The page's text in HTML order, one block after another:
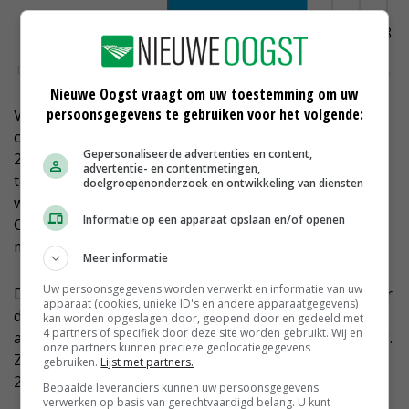
Verder blijkt uit Oekraïense statistieken dat door de
oorlogsactiviteiten de tarweoogst in de periode van
2021 tot en met 2023 is afgenomen van 32,1 miljoen
ton naar 16,7 miljoen ton. Het verlies aan productie
wordt voor een deel toegeschreven aan de regio
Cherson, waar het de afgelopen twee jaar nauwelijks
mogelijk was gewassen te telen of oogsten.
De lagere productiecijfers worden deels bevestigd door
de prognoses van USDA, al zijn de Amerikaanse
analisten minder pessimistisch over de productiedaling.
Zijn gaan voor dit seizoen uit van een tarweoogst van
22,5 miljoen ton voor de Oekraïense graantelers.
Nieuwe Oogst vraagt om uw toestemming om uw
persoonsgegevens te gebruiken voor het volgende:
Gepersonaliseerde advertenties en content,
advertentie- en contentmetingen,
doelgroepenonderzoek en ontwikkeling van diensten
Informatie op een apparaat opslaan en/of openen
Meer informatie
Uw persoonsgegevens worden verwerkt en informatie van uw
apparaat (cookies, unieke ID's en andere apparaatgegevens)
kan worden opgeslagen door, geopend door en gedeeld met
4 partners of specifiek door deze site worden gebruikt. Wij en
onze partners kunnen precieze geolocatiegegevens
gebruiken. Lijst met partners.
Bepaalde leveranciers kunnen uw persoonsgegevens
verwerken op basis van gerechtvaardigd belang. U kunt